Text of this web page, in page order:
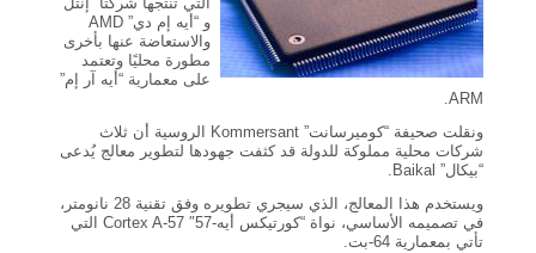
و “أيه إم دي” AMD
والاستعاضة عنها بأخرى
مطورة محليًا وتعتمد
على معمارية “أيه آر إم”
ARM.
ونقلت صحيفة “كوميرسانت” Kommersant الروسية أن ثلاث
شركات محلية مملوكة للدولة قد كثفت جهودها لتطوير معالج يُدعى
“بيكال” Baikal.
ويستخدم هذا المعالج، الذي سيجري تطويره وفق تقنية 28 نانومتر،
في تصميمه الأساسي، نواة “كورتيكس أيه-57″ Cortex A-57 التي
تأتي بمعمارية 64-بت.